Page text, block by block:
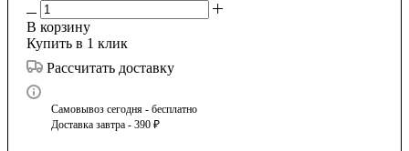
В корзину
Купить в 1 клик
Рассчитать доставку
Самовывоз сегодня - бесплатно
Доставка завтра - 390 ₽